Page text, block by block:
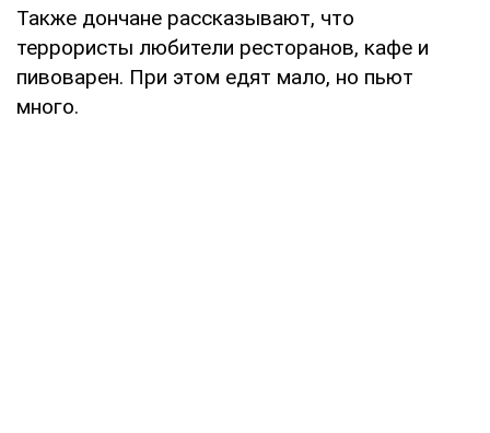
Также дончане рассказывают, что
террористы любители ресторанов, кафе и
пивоварен. При этом едят мало, но пьют
много.